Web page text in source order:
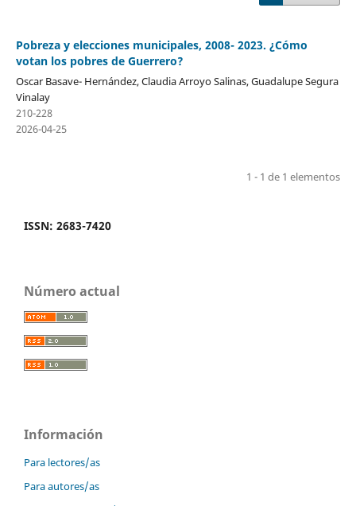
Pobreza y elecciones municipales, 2008- 2023. ¿Cómo
votan los pobres de Guerrero?
Oscar Basave- Hernández, Claudia Arroyo Salinas, Guadalupe Segura
Vinalay
210-228
2026-04-25
1 - 1 de 1 elementos
ISSN: 2683-7420
Número actual
Información
Para lectores/as
Para autores/as